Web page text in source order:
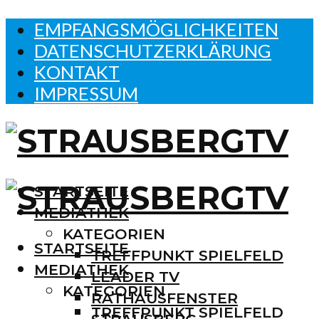
EMPFANGSMÖGLICHKEITEN
DATENSCHUTZERKLÄRUNG
KONTAKT
IMPRESSUM
STARTSEITE
MEDIATHEK
KATEGORIEN
TREFFPUNKT SPIELFELD
LEADER TV
RATHAUSFENSTER
STARTSEITE
MEDIATHEK
KATEGORIEN
TREFFPUNKT SPIELFELD